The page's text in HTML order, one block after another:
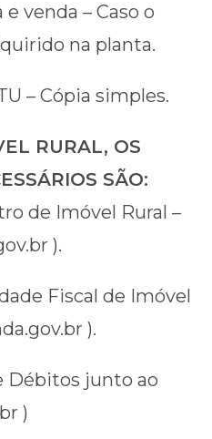
venda – Caso o
na planta.
– Cópia simples.
RURAL, OS
SÃO:
de Imóvel Rural –
).
Fiscal de Imóvel
).
Débitos junto ao
)